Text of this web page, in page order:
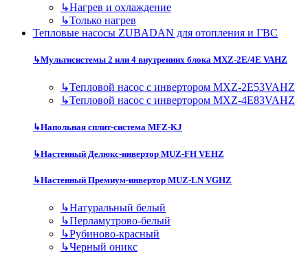
↳Нагрев и охлаждение
↳Только нагрев
Тепловые насосы ZUBADAN для отопления и ГВС
↳Мультисистемы 2 или 4 внутренних блока MXZ-2E/4E VAHZ
↳Тепловой насос с инвертором MXZ-2E53VAHZ
↳Тепловой насос с инвертором MXZ-4E83VAHZ
↳Напольная сплит-система MFZ-KJ
↳Настенный Делюкс-инвертор MUZ-FH VEHZ
↳Настенный Премиум-инвертор MUZ-LN VGHZ
↳Натуральный белый
↳Перламутрово-белый
↳Рубиново-красный
↳Черный оникс